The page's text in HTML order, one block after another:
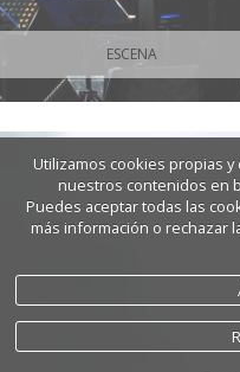
ESCENA
Utilizamos cookies propias
nuestros contenidos en
Puedes aceptar todas las
más información o rechazar